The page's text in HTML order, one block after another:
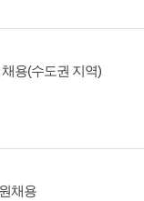
용(수도권 지역)
채용